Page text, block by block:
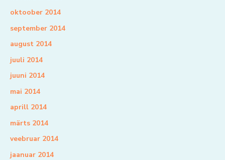
oktoober 2014
september 2014
august 2014
juuli 2014
juuni 2014
mai 2014
aprill 2014
märts 2014
veebruar 2014
jaanuar 2014